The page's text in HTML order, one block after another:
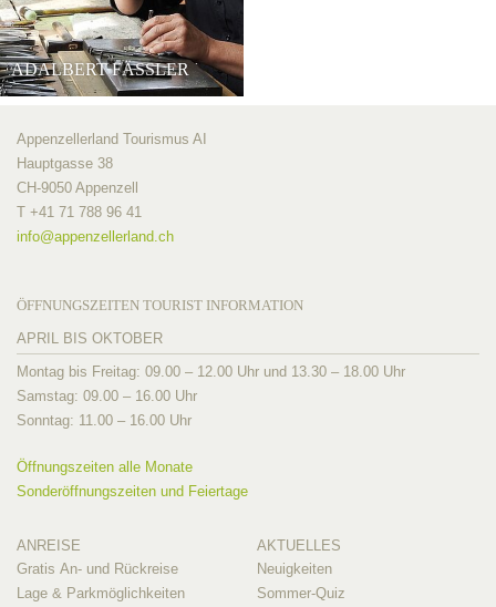
ADALBERT FÄSSLER
Appenzellerland Tourismus AI
Hauptgasse 38
CH-9050 Appenzell
T +41 71 788 96 41
info@appenzellerland.ch
ÖFFNUNGSZEITEN TOURIST INFORMATION
APRIL BIS OKTOBER
Montag bis Freitag: 09.00 – 12.00 Uhr und 13.30 – 18.00 Uhr
Samstag: 09.00 – 16.00 Uhr
Sonntag: 11.00 – 16.00 Uhr
Öffnungszeiten alle Monate
Sonderöffnungszeiten und Feiertage
ANREISE
Gratis An- und Rückreise
Lage & Parkmöglichkeiten
AKTUELLES
Neuigkeiten
Sommer-Quiz